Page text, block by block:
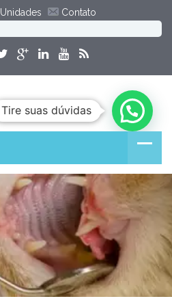
Unidades Contato
Tire suas dúvidas